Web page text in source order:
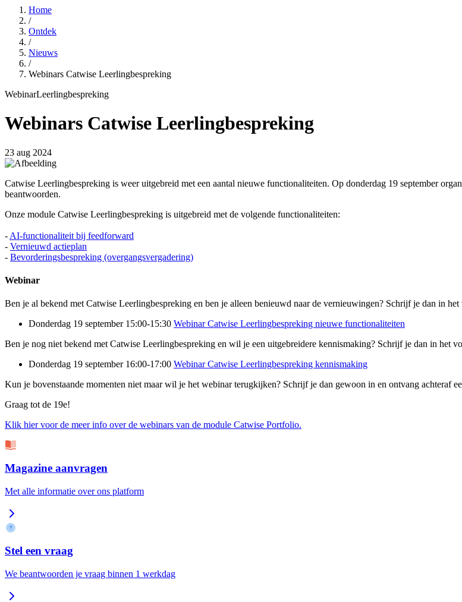
Home
/
Ontdek
/
Nieuws
/
Webinars Catwise Leerlingbespreking
WebinarLeerlingbespreking
Webinars Catwise Leerlingbespreking
23 aug 2024
Catwise Leerlingbespreking is weer uitgebreid met een aantal nieuwe functionaliteiten. Op donderdag 19 september
beantwoorden.
Onze module Catwise Leerlingbespreking is uitgebreid met de volgende functionaliteiten:
- AI-functionaliteit bij feedforward
- Vernieuwd actieplan
- Bevorderingsbespreking (overgangsvergadering)
Webinar
Ben je al bekend met Catwise Leerlingbespreking en ben je alleen benieuwd naar de vernieuwingen? Schrijf je dan in
Donderdag 19 september 15:00-15:30 Webinar Catwise Leerlingbespreking nieuwe functionaliteiten
Ben je nog niet bekend met Catwise Leerlingbespreking en wil je een uitgebreidere kennismaking? Schrijf je dan in het
Donderdag 19 september 16:00-17:00 Webinar Catwise Leerlingbespreking kennismaking
Kun je bovenstaande momenten niet maar wil je het webinar terugkijken? Schrijf je dan gewoon in en ontvang achteraf
Graag tot de 19e!
Klik hier voor de meer info over de webinars van de module Catwise Portfolio.
Magazine aanvragen
Met alle informatie over ons platform
Stel een vraag
We beantwoorden je vraag binnen 1 werkdag